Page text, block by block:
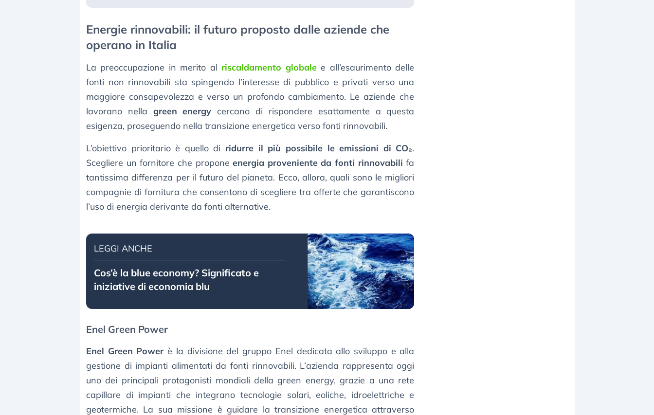
Energie rinnovabili: il futuro proposto dalle aziende che
operano in Italia
La preoccupazione in merito al riscaldamento globalee all’esaurimento delle
fonti non rinnovabili sta spingendo l’interesse di pubblico e privati verso una
maggiore consapevolezza e verso un profondo cambiamento. Le aziende che
lavorano nella green energy cercano di rispondere esattamente a questa
esigenza, proseguendo nella transizione energetica verso fonti rinnovabili.
L’obiettivo prioritario è quello di ridurre il più possibile le emissioni di CO₂.
Scegliere un fornitore che proponeenergia proveniente da fonti rinnovabili fa
tantissima differenza per il futuro del pianeta. Ecco, allora, quali sono le migliori
compagnie di fornitura che consentono di scegliere tra offerte che garantiscono
l’uso di energia derivante da fonti alternative.
LEGGI ANCHE
Cos’è la blue economy? Significato e
iniziative di economia blu
Enel Green Power
Enel Green Power è la divisione del gruppo Enel dedicata allo sviluppo e alla
gestione di impianti alimentati da fonti rinnovabili. L’azienda rappresenta oggi
uno dei principali protagonisti mondiali della green energy, grazie a una rete
capillare di impianti che integrano tecnologie solari, eoliche, idroelettriche e
geotermiche. La sua missione è guidare la transizione energetica attraverso